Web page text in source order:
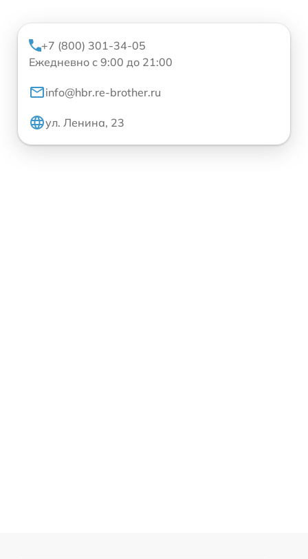
+7 (800) 301-34-05
Ежедневно с 9:00 до 21:00
info@hbr.re-brother.ru
ул. Ленина, 23